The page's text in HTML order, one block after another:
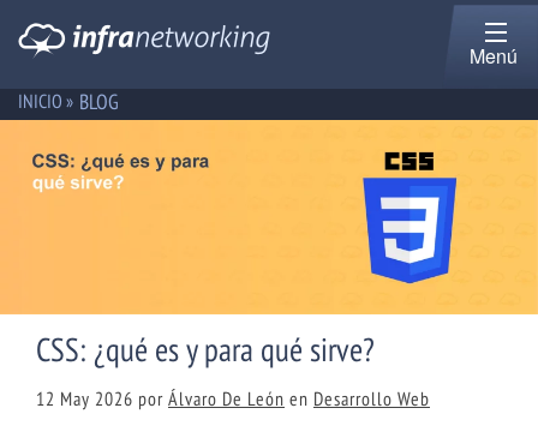
Menú
INICIO » BLOG
CSS: ¿qué es y para qué sirve?
12 May 2026 por Álvaro De León en Desarrollo Web